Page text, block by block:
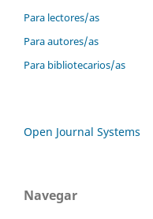
Para lectores/as
Para autores/as
Para bibliotecarios/as
Open Journal Systems
Navegar